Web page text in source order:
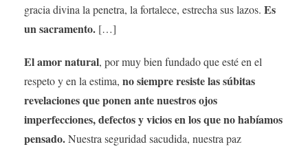
gracia divina la penetra, la fortalece, estrecha sus lazos. Es
un sacramento.[…]
El amor natural, por muy bien fundado que esté en el
respeto y en la estima, no siempre resiste las súbitas
revelaciones que ponen ante nuestros ojos
imperfecciones, defectos y vicios en los que no habíamos
pensado.Nuestra seguridad sacudida, nuestra paz